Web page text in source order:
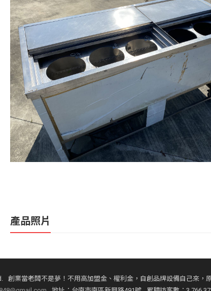
產品照片
創業當老闆不是夢！不用高加盟金、權利金，自創品牌設備自己來，